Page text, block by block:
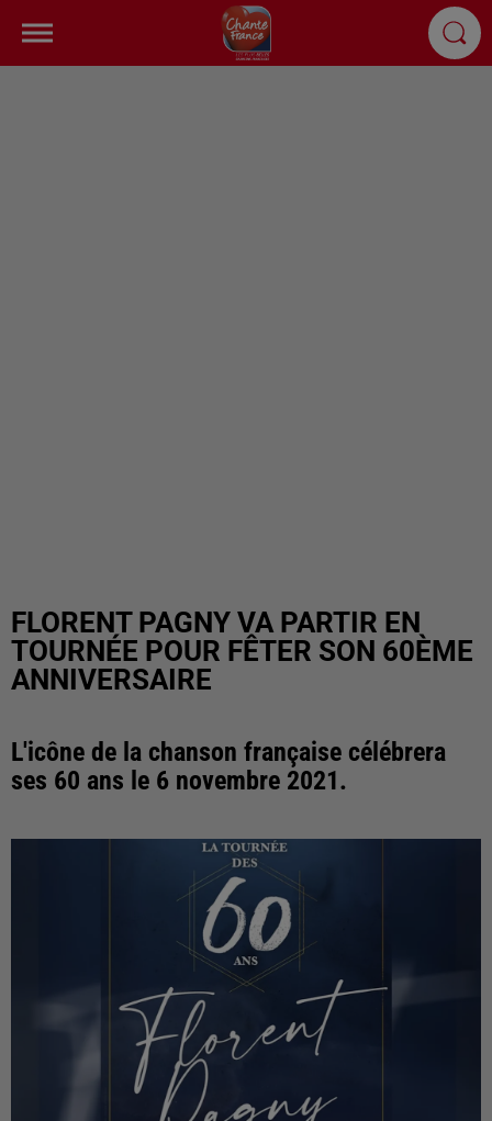
FLORENT PAGNY VA PARTIR EN
TOURNÉE POUR FÊTER SON 60ÈME
ANNIVERSAIRE
L'icône de la chanson française célébrera
ses 60 ans le 6 novembre 2021.